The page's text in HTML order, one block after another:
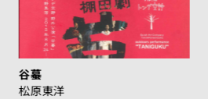
谷蟇
松原東洋